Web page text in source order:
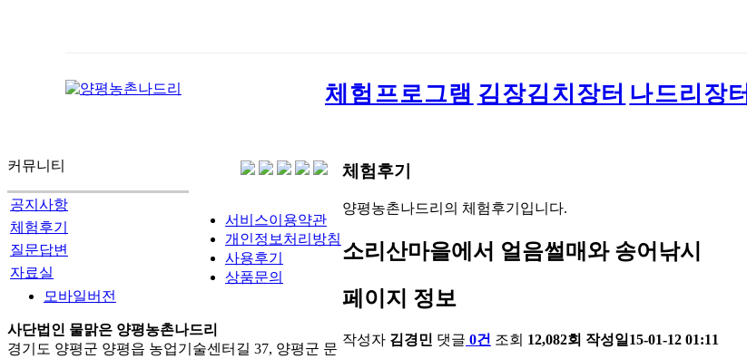
체험프로그램 김장김치장터 나드리장터
커뮤니티
공지사항
체험후기
질문답변
자료실
체험후기
양평농촌나드리의 체험후기입니다.
소리산마을에서 얼음썰매와 송어낚시
페이지 정보
작성자 김경민 댓글 0건 조회 12,082회 작성일 15-01-12 01:11
서비스이용약관
개인정보처리방침
사용후기
상품문의
모바일버전
사단법인 물맑은 양평농촌나드리
경기도 양평군 양평읍 농업기술센터길 37, 양평군 문